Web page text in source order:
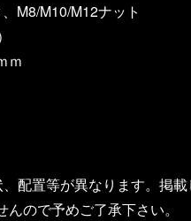
M8/M10/M12ナット
ｍ
配置等が異なります。掲
ので予めご了承下さい。